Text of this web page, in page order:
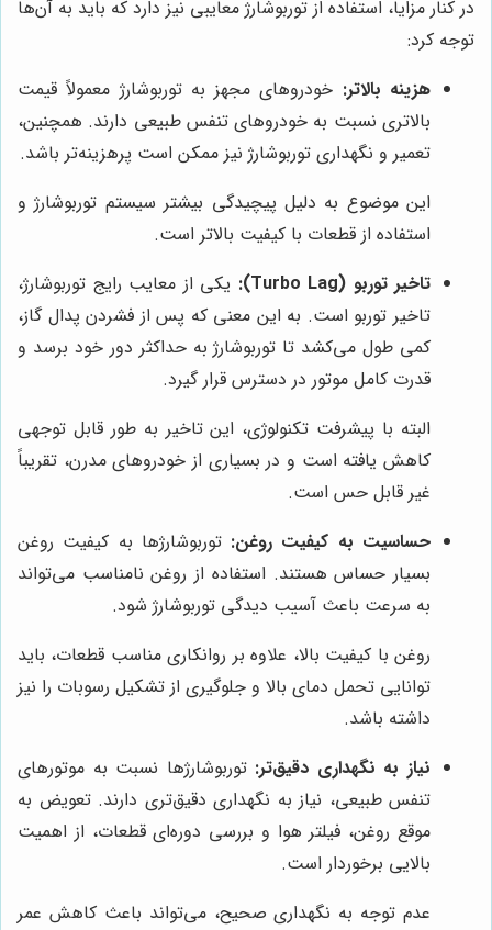
در کنار مزایا، استفاده از توربوشارژ معایبی نیز دارد که باید به آن‌ها
توجه کرد:
هزینه بالاتر: خودروهای مجهز به توربوشارژ معمولاً قیمت
بالاتری نسبت به خودروهای تنفس طبیعی دارند. همچنین،
تعمیر و نگهداری توربوشارژ نیز ممکن است پرهزینه‌تر باشد.
این موضوع به دلیل پیچیدگی بیشتر سیستم توربوشارژ و
استفاده از قطعات با کیفیت بالاتر است.
تاخیر توربو (Turbo Lag):
یکی از معایب رایج توربوشارژ،
تاخیر توربو است. به این معنی که پس از فشردن پدال گاز،
کمی طول می‌کشد تا توربوشارژ به حداکثر دور خود برسد و
قدرت کامل موتور در دسترس قرار گیرد.
البته با پیشرفت تکنولوژی، این تاخیر به طور قابل توجهی
کاهش یافته است و در بسیاری از خودروهای مدرن، تقریباً
غیر قابل حس است.
حساسیت به کیفیت روغن: توربوشارژها به کیفیت روغن
بسیار حساس هستند. استفاده از روغن نامناسب می‌تواند
به سرعت باعث آسیب دیدگی توربوشارژ شود.
روغن با کیفیت بالا، علاوه بر روانکاری مناسب قطعات، باید
توانایی تحمل دمای بالا و جلوگیری از تشکیل رسوبات را نیز
داشته باشد.
نیاز به نگهداری دقیق‌تر: توربوشارژها نسبت به موتورهای
تنفس طبیعی، نیاز به نگهداری دقیق‌تری دارند. تعویض به
موقع روغن، فیلتر هوا و بررسی دوره‌ای قطعات، از اهمیت
بالایی برخوردار است.
عدم توجه به نگهداری صحیح، می‌تواند باعث کاهش عمر